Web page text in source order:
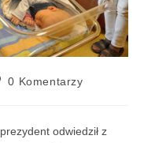
0 Komentarzy
odwiedził z